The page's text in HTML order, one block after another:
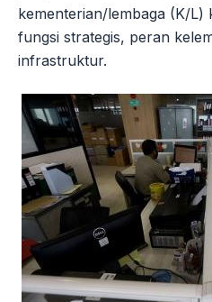
kementerian/lembaga (K/L)
fungsi strategis, peran
infrastruktur.